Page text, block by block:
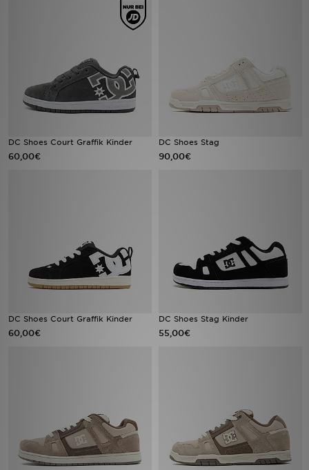
DC Shoes Court Graffik Kinder
60,00€
DC Shoes Stag
90,00€
DC Shoes Court Graffik Kinder
60,00€
DC Shoes Stag Kinder
55,00€
Geschenkkarte
Filialfinder
Meine Nachrichten
Trending Styles